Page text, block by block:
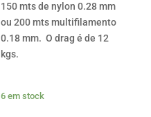
150 mts de nylon 0.28 mm
ou 200 mts multifilamento
0.18 mm. O drag é de 12
kgs.
6 em stock